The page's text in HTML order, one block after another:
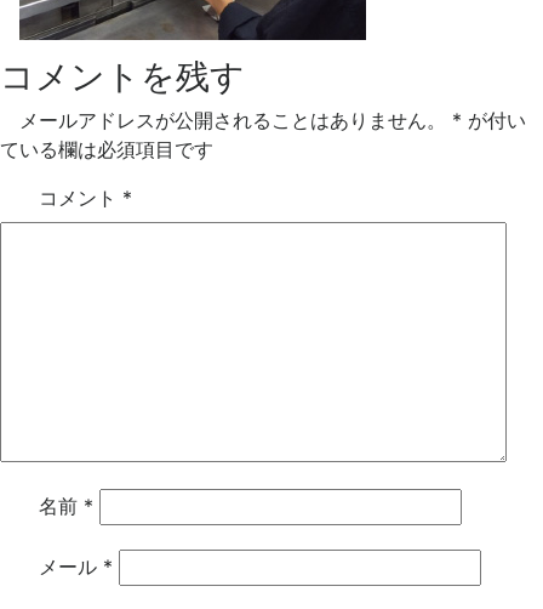
コメントを残す
メールアドレスが公開されることはありません。 * が付い
ている欄は必須項目です
コメント *
名前 *
メール *